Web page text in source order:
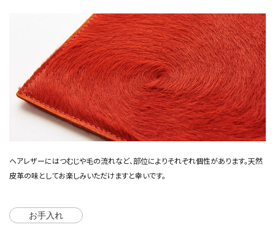
ヘアレザーにはつむじや毛の流れなど、部位によりそれぞれ個性があります。天然
皮革の味としてお楽しみいただけますと幸いです。
お手入れ